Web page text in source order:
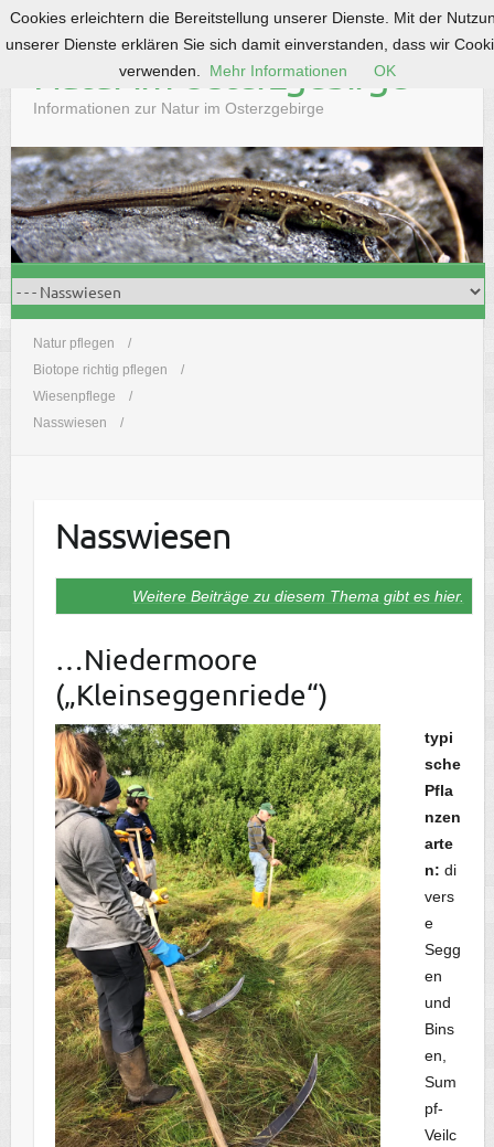
S
k
o
c
o
n
Natur im Osterzgebirge
Informationen zur Natur im Osterzgebirge
Natur pflegen
Biotope richtig pflegen
Wiesenpflege
Nasswiesen
Nasswiesen
Weitere Beiträge zu diesem Thema gibt es hier.
…Niedermoore
(„Kleinseggenriede“)
typi
sche
Pfla
nzen
arte
n: di
vers
e
Segg
en
und
Bins
en,
Sum
pf-
Veilc
Cookies erleichtern die Bereitstellung unserer Dienste. Mit der
unserer Dienste erklären Sie sich damit einverstanden, dass wir
verwenden.
Mehr Informationen OK